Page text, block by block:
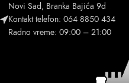
Novi Sad, Branka Bajića 9d
Kontakt telefon: 064 8850 434
Radno vreme: 09:00 – 21:00